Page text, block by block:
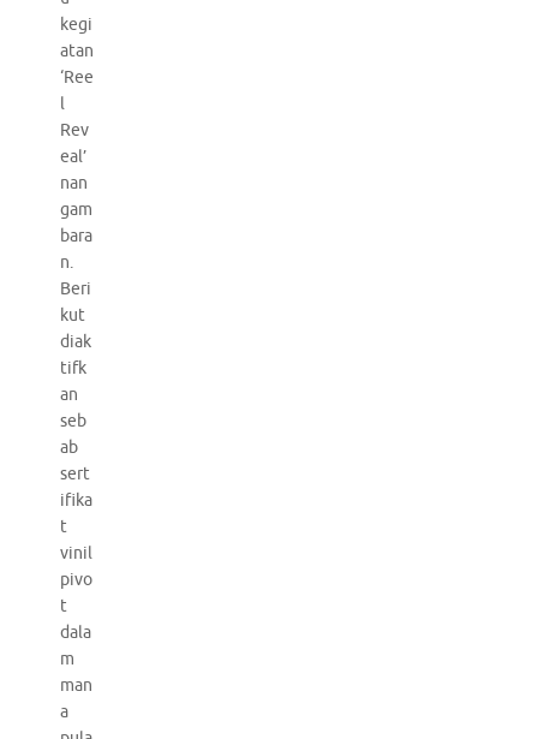
kegi
atan
‘Ree
l
Rev
eal’
nan
gam
bara
n.
Beri
kut
diak
tifk
an
seb
ab
sert
ifika
t
vinil
pivo
t
dala
m
man
a